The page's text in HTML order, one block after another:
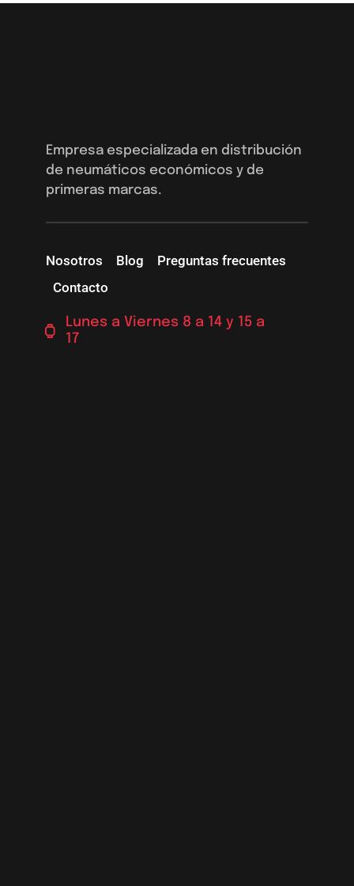
Empresa especializada en distribución
de neumáticos económicos y de
primeras marcas.
Nosotros Blog
Preguntas frecuentes
Contacto
Lunes a Viernes 8 a 14 y 15 a
17